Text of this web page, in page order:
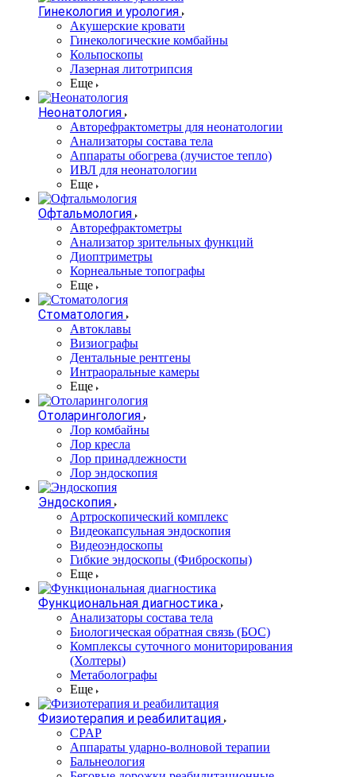
Гинекология и урология
Акушерские кровати
Гинекологические комбайны
Кольпоскопы
Лазерная литотрипсия
Еще
Неонатология
Авторефрактометры для неонатологии
Анализаторы состава тела
Аппараты обогрева (лучистое тепло)
ИВЛ для неонатологии
Еще
Офтальмология
Авторефрактометры
Анализатор зрительных функций
Диоптриметры
Корнеальные топографы
Еще
Стоматология
Автоклавы
Визиографы
Дентальные рентгены
Интраоральные камеры
Еще
Отоларингология
Лор комбайны
Лор кресла
Лор принадлежности
Лор эндоскопия
Эндоскопия
Артроскопический комплекс
Видеокапсульная эндоскопия
Видеоэндоскопы
Гибкие эндоскопы (Фиброcкопы)
Еще
Функциональная диагностика
Анализаторы состава тела
Биологическая обратная связь (БОС)
Комплексы суточного мониторирования
(Холтеры)
Метаболографы
Еще
Физиотерапия и реабилитация
CPAP
Аппараты ударно-волновой терапии
Бальнеология